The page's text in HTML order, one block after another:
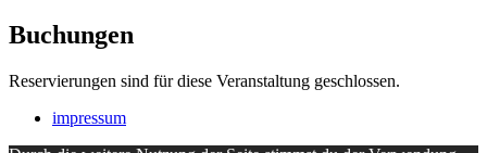
Buchungen
Reservierungen sind für diese Veranstaltung geschlossen.
impressum